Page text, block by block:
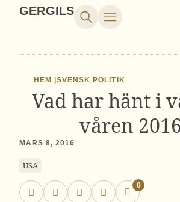
GERGILS
HEM |SVENSK POLITIK
Vad har hänt i
våren
MARS 8, 2016
USA
0